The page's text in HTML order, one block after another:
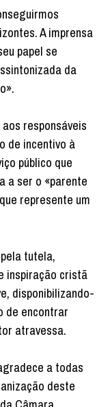
A imprensa
papel se
da
responsáveis
de incentivo à
público que
a ser o «parente
represente um
tutela,
inspiração cristã
disponibilizando-
de encontrar
atravessa.
a todas
deste